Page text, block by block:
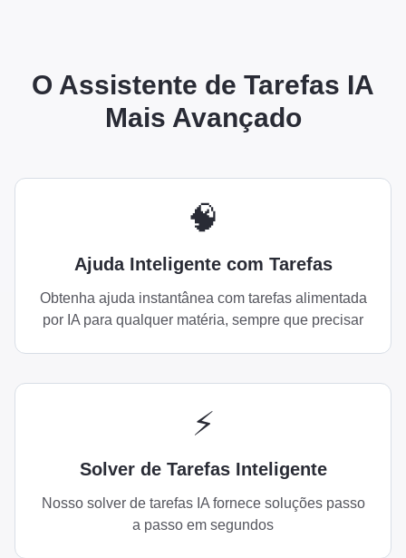
O Assistente de Tarefas IA
Mais Avançado
🧠
Ajuda Inteligente com Tarefas
Obtenha ajuda instantânea com tarefas alimentada
por IA para qualquer matéria, sempre que precisar
⚡
Solver de Tarefas Inteligente
Nosso solver de tarefas IA fornece soluções passo
a passo em segundos